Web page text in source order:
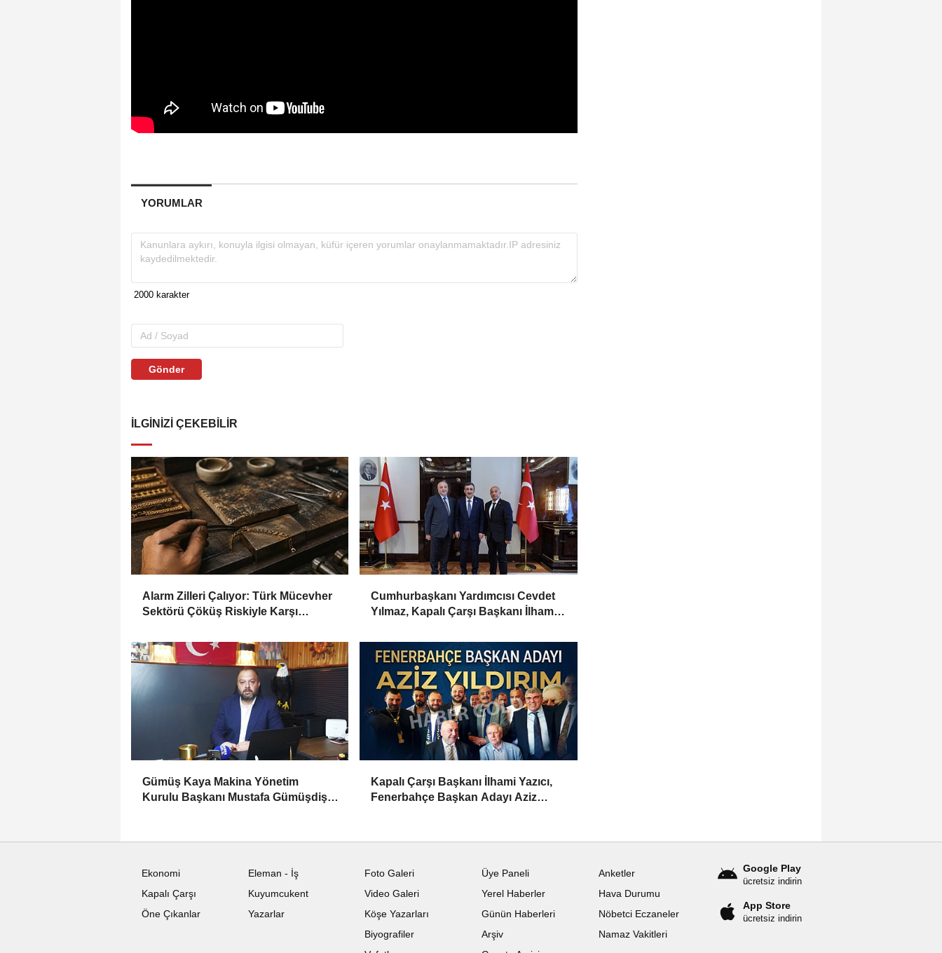
YORUMLAR
Gönder
İLGINIZI ÇEKEBILIR
Alarm Zilleri Çalıyor: Türk Mücevher
Sektörü Çöküş Riskiyle Karşı
Cumhurbaşkanı Yardımcısı Cevdet
Yılmaz, Kapalı Çarşı Başkanı İlhami
Gümüş Kaya Makina Yönetim
Kurulu Başkanı Mustafa Gümüşdiş,
Kapalı Çarşı Başkanı İlhami Yazıcı,
Fenerbahçe Başkan Adayı Aziz
Ekonomi
Eleman - İş
Kapalı Çarşı
Kuyumcukent
Öne Çıkanlar
Yazarlar
Foto Galeri
Video Galeri
Köşe Yazarları
Biyografiler
Üye Paneli
Yerel Haberler
Günün Haberleri
Arşiv
Anketler
Hava Durumu
Nöbetci Eczaneler
Namaz Vakitleri
Google Play
ücretsiz indirin
App Store
ücretsiz indirin